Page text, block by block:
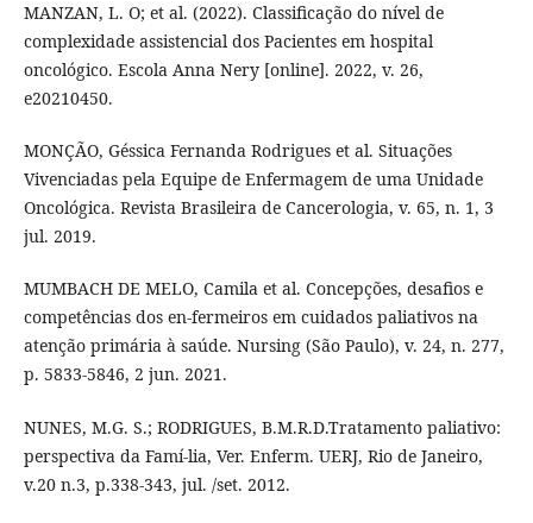
MANZAN, L. O; et al. (2022). Classificação do nível de
complexidade assistencial dos Pacientes em hospital
oncológico. Escola Anna Nery [online]. 2022, v. 26,
e20210450.
MONÇÃO, Géssica Fernanda Rodrigues et al. Situações
Vivenciadas pela Equipe de Enfermagem de uma Unidade
Oncológica. Revista Brasileira de Cancerologia, v. 65, n. 1, 3
jul. 2019.
MUMBACH DE MELO, Camila et al. Concepções, desafios e
competências dos en-fermeiros em cuidados paliativos na
atenção primária à saúde. Nursing (São Paulo), v. 24, n. 277,
p. 5833-5846, 2 jun. 2021.
NUNES, M.G. S.; RODRIGUES, B.M.R.D.Tratamento paliativo:
perspectiva da Famí-lia, Ver. Enferm. UERJ, Rio de Janeiro,
v.20 n.3, p.338-343, jul. /set. 2012.